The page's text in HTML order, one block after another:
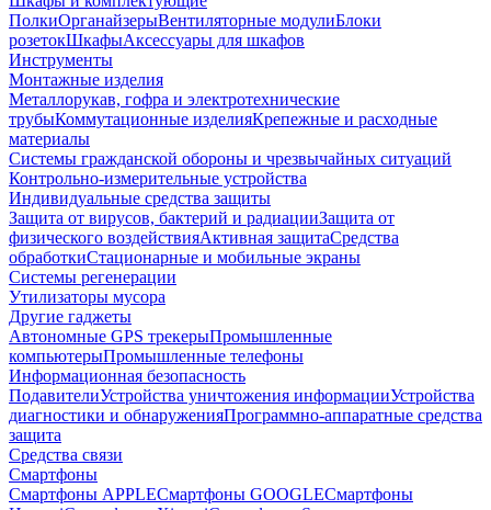
ПолкиОрганайзерыВентиляторные модулиБлоки
розетокШкафыАксессуары для шкафов
Инструменты
Монтажные изделия
Металлорукав, гофра и электротехнические
трубыКоммутационные изделияКрепежные и расходные
материалы
Системы гражданской обороны и чрезвычайных ситуаций
Контрольно-измерительные устройства
Индивидуальные средства защиты
Защита от вирусов, бактерий и радиацииЗащита от
физического воздействияАктивная защитаСредства
обработкиСтационарные и мобильные экраны
Системы регенерации
Утилизаторы мусора
Другие гаджеты
Автономные GPS трекерыПромышленные
компьютерыПромышленные телефоны
Информационная безопасность
ПодавителиУстройства уничтожения информацииУстройства
диагностики и обнаруженияПрограммно-аппаратные средства
защита
Средства связи
Смартфоны
Смартфоны APPLEСмартфоны GOOGLEСмартфоны